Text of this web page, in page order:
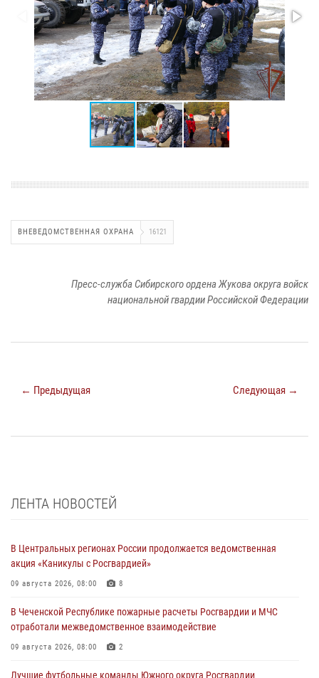
ВНЕВЕДОМСТВЕННАЯ ОХРАНА 16121
Пресс-служба Сибирского ордена Жукова округа войск
национальной гвардии Российской Федерации
← Предыдущая Следующая →
ЛЕНТА НОВОСТЕЙ
В Центральных регионах России продолжается ведомственная
акция «Каникулы с Росгвардией»
09 августа 2026, 08:00 8
В Чеченской Республике пожарные расчеты Росгвардии и МЧС
отработали межведомственное взаимодействие
09 августа 2026, 08:00 2
Лучшие футбольные команды Южного округа Росгвардии